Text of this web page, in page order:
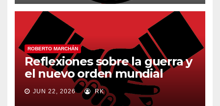
ROBERTO MARCHÁN
Reflexiones sobre la guerra y
el nuevo orden mundial
JUN 22, 2026 RK